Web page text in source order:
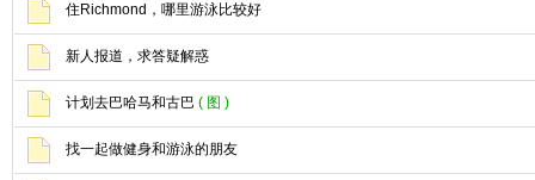
住Richmond，哪里游泳比较好
新人报道，求答疑解惑
计划去巴哈马和古巴 ( 图 )
找一起做健身和游泳的朋友